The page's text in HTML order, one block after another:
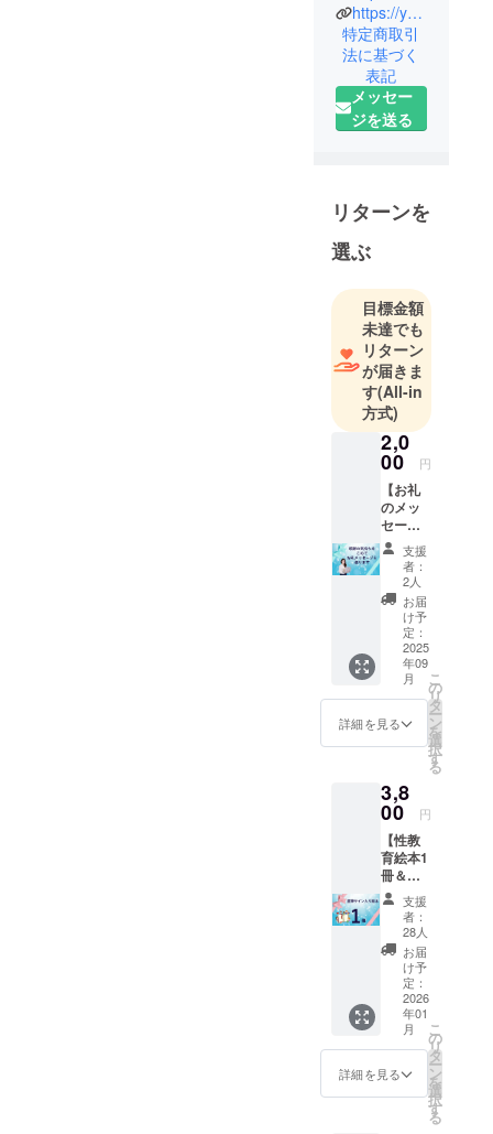
たとで、性
被害や不妊
で苦しんで
きました。
性の知識は
なのになぜ
誰も教えて
くれない
の？」と強
く思い、私
の経験を元
に肯定的な
性の知識と
スキルを伝
える活動を
していま
そんな中、
愛着形成と
心の成長が
性教育の
根っこに必
要なことを
体得しまし
た。その気
づきを絵本
にして届け
たいです。
親子が「幸
せに生きる
力」を育む
ことができ
るように応
援よろしく
お願いいた
https://yuzukijmw.my.canva.site/yuzukimw
特定商取引
法に基づく
表記
メッセー
ジを送る
リターンを
選ぶ
目標金額
未達でも
リターン
が届きま
す(All-in
方式)
2,0
00 円
【お礼
のメッ
セー
ジ】 感
謝の気
持ちを
込め
て、お
礼の
メッ
セージ
をお送
りしま
す。
支援
者：
2人
お届
け予
定：
2025
年09
月
詳細を見る
こ
の
リ
タ
ー
ン
を
選
択
す
る
3,8
00 円
【性教
育絵本1
冊＆直
筆サイ
ン】
ご家庭
に1冊、
ぜひご
活用く
ださ
い。 ■
絵本 ・
予定
ページ
数：30
ページ
支援
者：
28人
お届
け予
定：
2026
年01
月
詳細を見る
こ
の
リ
タ
ー
ン
を
選
択
す
る